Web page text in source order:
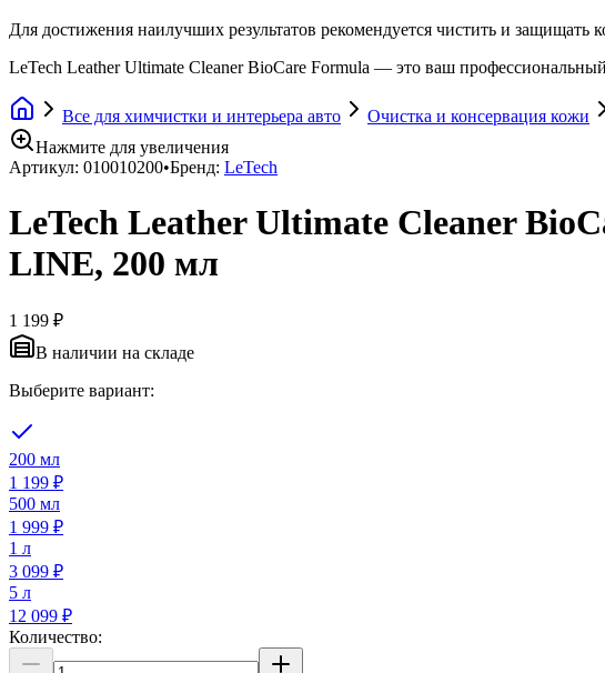
Для достижения наилучших результатов рекомендуется чистить и
LeTech Leather Ultimate Cleaner BioCare Formula — это ваш
Все для химчистки и интерьера авто Очистка и консервация кожи
Нажмите для увеличения
Артикул: 010010200•Бренд: LeTech
LeTech Leather Ultimate Cleaner
LINE, 200 мл
1 199 ₽
В наличии на складе
Выберите вариант:
200 мл
1 199 ₽
500 мл
1 999 ₽
1 л
3 099 ₽
5 л
12 099 ₽
Количество: